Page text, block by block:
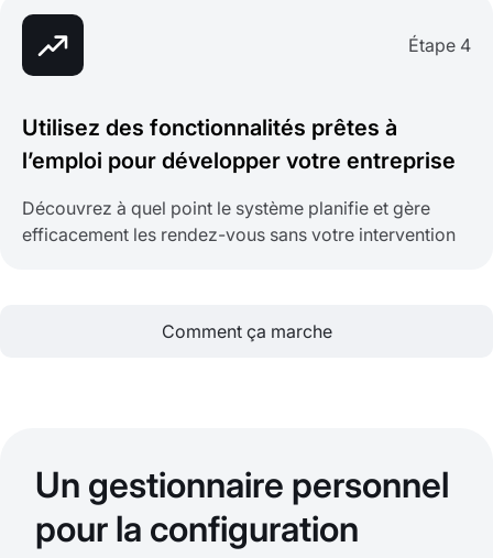
Étape 4
Utilisez des fonctionnalités prêtes à
l’emploi pour développer votre entreprise
Découvrez à quel point le système planifie et gère
efficacement les rendez-vous sans votre intervention
Comment ça marche
Un gestionnaire personnel
pour la configuration